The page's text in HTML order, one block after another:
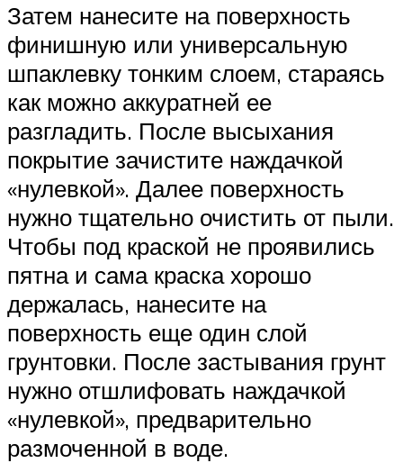
Затем нанесите на поверхность
финишную или универсальную
шпаклевку тонким слоем, стараясь
как можно аккуратней ее
разгладить. После высыхания
покрытие зачистите наждачкой
«нулевкой». Далее поверхность
нужно тщательно очистить от пыли.
Чтобы под краской не проявились
пятна и сама краска хорошо
держалась, нанесите на
поверхность еще один слой
грунтовки. После застывания грунт
нужно отшлифовать наждачкой
«нулевкой», предварительно
размоченной в воде.